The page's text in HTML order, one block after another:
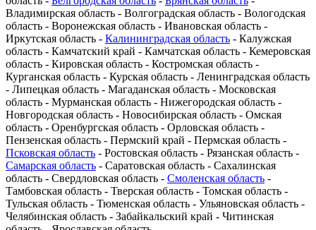
Владимирская область - Волгоградская область - Вологодская
область - Воронежская область - Ивановская область -
Иркутская область - Калининградская область - Калужская
область - Камчатский край - Камчатская область - Кемеровская
область - Кировская область - Костромская область -
Курганская область - Курская область - Ленинградская область
- Липецкая область - Магаданская область - Московская
область - Мурманская область - Нижегородская область -
Новгородская область - Новосибирская область - Омская
область - Оренбургская область - Орловская область -
Пензенская область - Пермский край - Пермская область -
Псковская область - Ростовская область - Рязанская область -
Самарская область - Саратовская область - Сахалинская
область - Свердловская область - Смоленская область -
Тамбовская область - Тверская область - Томская область -
Тульская область - Тюменская область - Ульяновская область -
Челябинская область - Забайкальский край - Читинская